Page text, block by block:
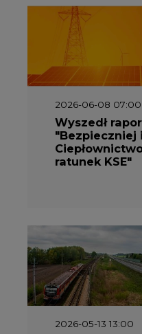
2026-06-08 07:00
Wyszedł
"Bezpieczniej
ratunek KSE"
2026-05-13 13:00